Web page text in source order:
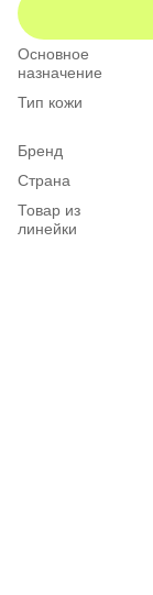
Основное
назначение
Тип кожи
Бренд
Страна
Товар из
линейки